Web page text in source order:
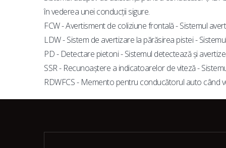
în vederea unei conducții sigure.
FCW - Avertisment de coliziune frontală - Sistemul
LDW - Sistem de avertizare la părăsirea pistei -
PD - Detectare pietoni - Sistemul detectează și
SSR - Recunoaștere a indicatoarelor de viteză -
RDWFCS - Memento pentru conducătorul auto când